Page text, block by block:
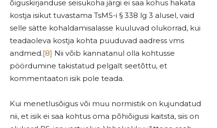
õiguskirjanduse seisukoha järgi ei saa kohus hakata
kostja isikut tuvastama TsMS-i § 338 lg 3 alusel, vaid
selle sätte kohaldamisalasse kuuluvad olukorrad, kui
teadaoleva kostja kohta puuduvad aadress vms
andmed.[8] Nii võib kannatanul olla kohtusse
pöördumine takistatud pelgalt seetõttu, et
kommentaatori isik pole teada.
Kui menetlusõigus või muu normistik on kujundatud
nii, et isik ei saa kohtus oma põhiõigusi kaitsta, siis on